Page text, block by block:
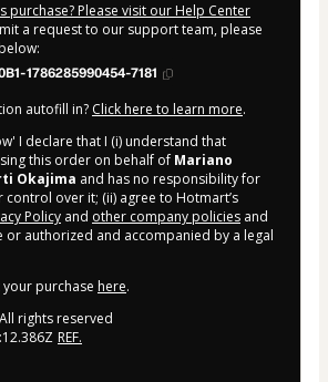
purchase? Please visit our Help Center
a request to our support team, please
1786285990454-7181
autofill in? Click here to learn more.
I declare that I (i) understand that
this order on behalf of Mariano
Okajima and has no responsibility for
over it; (ii) agree to Hotmart’s
Policy and other company policies and
or authorized and accompanied by a legal
purchase here.
rights reserved
REF.